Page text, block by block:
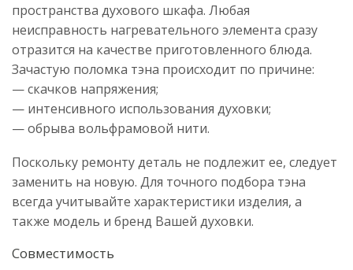
пространства духового шкафа. Любая
неисправность нагревательного элемента сразу
отразится на качестве приготовленного блюда.
Зачастую поломка тэна происходит по причине:
— скачков напряжения;
— интенсивного использования духовки;
— обрыва вольфрамовой нити.
Поскольку ремонту деталь не подлежит ее, следует
заменить на новую. Для точного подбора тэна
всегда учитывайте характеристики изделия, а
также модель и бренд Вашей духовки.
Совместимость